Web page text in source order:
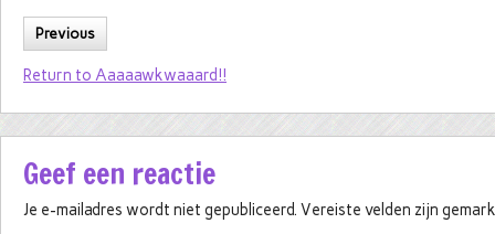
Previous
Return to Aaaaawkwaaard!!
Geef een reactie
Je e-mailadres wordt niet gepubliceerd. Vereiste velden zijn